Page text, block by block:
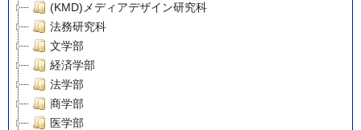
(KMD)メディアデザイン研究科
法務研究科
文学部
経済学部
法学部
商学部
医学部